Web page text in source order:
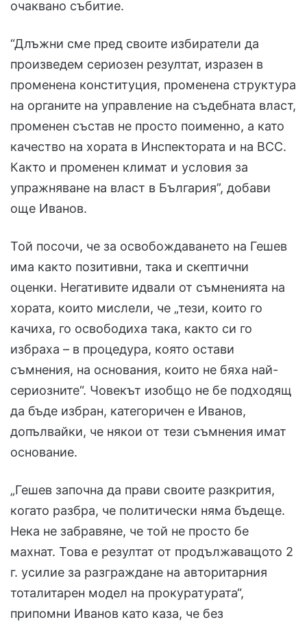
очаквано събитие.
“Длъжни сме пред своите избиратели да
произведем сериозен резултат, изразен в
променена конституция, променена структура
на органите на управление на съдебната власт,
променен състав не просто поименно, а като
качество на хората в Инспектората и на ВСС.
Както и променен климат и условия за
упражняване на власт в България”, добави
още Иванов.
Той посочи, че за освобождаването на Гешев
има както позитивни, така и скептични
оценки. Негативите идвали от съмненията на
хората, които мислели, че „тези, които го
качиха, го освободиха така, както си го
избраха – в процедура, която остави
съмнения, на основания, които не бяха най-
сериозните“. Човекът изобщо не бе подходящ
да бъде избран, категоричен е Иванов,
допълвайки, че някои от тези съмнения имат
основание.
„Гешев започна да прави своите разкрития,
когато разбра, че политически няма бъдеще.
Нека не забравяне, че той не просто бе
махнат. Това е резултат от продължаващото 2
г. усилие за разграждане на авторитарния
тоталитарен модел на прокуратурата“,
припомни Иванов като каза, че без